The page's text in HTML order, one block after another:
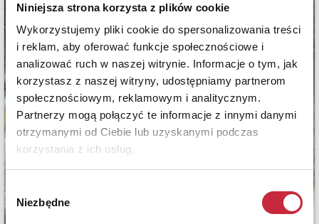
Niniejsza strona korzysta z plików cookie
Wykorzystujemy pliki cookie do spersonalizowania treści
i reklam, aby oferować funkcje społecznościowe i
analizować ruch w naszej witrynie. Informacje o tym, jak
korzystasz z naszej witryny, udostępniamy partnerom
społecznościowym, reklamowym i analitycznym.
Partnerzy mogą połączyć te informacje z innymi danymi
otrzymanymi od Ciebie lub uzyskanymi podczas
korzystania z ich usług.
Wybór
zgody
Niezbędne